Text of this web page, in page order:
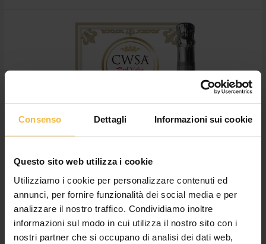
Consenso Dettagli Informazioni sui cookie
Questo sito web utilizza i cookie
Utilizziamo i cookie per personalizzare contenuti ed
annunci, per fornire funzionalità dei social media e per
analizzare il nostro traffico. Condividiamo inoltre
informazioni sul modo in cui utilizza il nostro sito con i
nostri partner che si occupano di analisi dei dati web,
Premiato un altro spumante del
Consorzio: al CSWA BestValue2020
al
CSWA
per
Molinara